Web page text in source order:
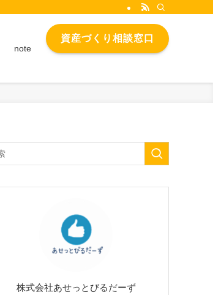
note
資産づくり相談窓口
株式会社あせっとびるだーず